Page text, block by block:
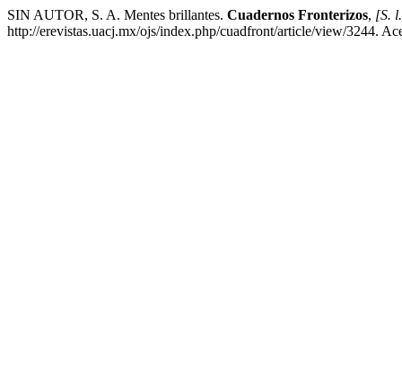
SIN AUTOR, S. A. Mentes brillantes. Cuadernos Fronterizos, [S.
http://erevistas.uacj.mx/ojs/index.php/cuadfront/article/view/3244.